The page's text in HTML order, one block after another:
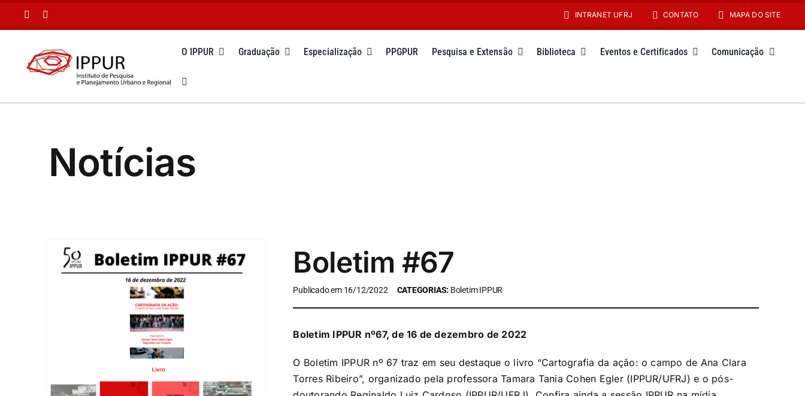
conteúdo
INTRANET UFRJ CONTATO MAPA DO SITE
O IPPUR Graduação Especialização PPGPUR Pesquisa e Extensão Biblioteca Eventos e Certificados Comunicação
Notícias
Boletim #67
Publicado em 16/12/2022 CATEGORIAS: Boletim IPPUR
Boletim IPPUR nº67, de 16 de dezembro de 2022
O Boletim IPPUR nº 67 traz em seu destaque o livro “Cartografia da ação: o campo de Ana Clara
Torres Ribeiro”, organizado pela professora Tamara Tania Cohen Egler (IPPUR/UFRJ) e o pós-